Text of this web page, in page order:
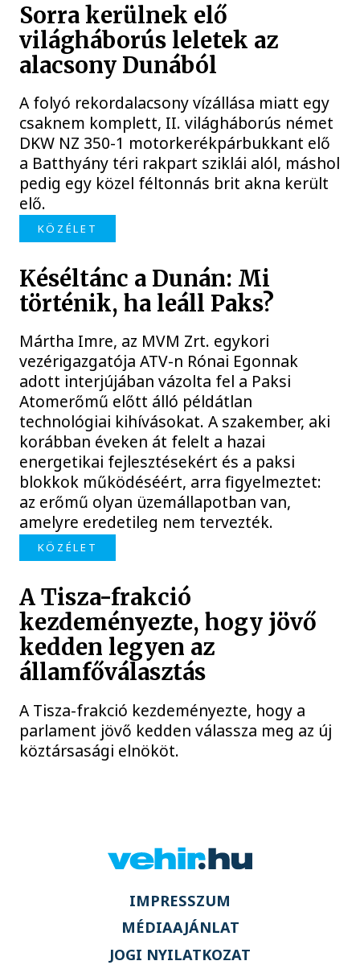
Sorra kerülnek elő
világháborús leletek az
alacsony Dunából
A folyó rekordalacsony vízállása miatt egy
csaknem komplett, II. világháborús német
DKW NZ 350-1 motorkerékpárbukkant elő
a Batthyány téri rakpart sziklái alól, máshol
pedig egy közel féltonnás brit akna került
elő.
KÖZÉLET
Késéltánc a Dunán: Mi
történik, ha leáll Paks?
Mártha Imre, az MVM Zrt. egykori
vezérigazgatója ATV-n Rónai Egonnak
adott interjújában vázolta fel a Paksi
Atomerőmű előtt álló példátlan
technológiai kihívásokat. A szakember, aki
korábban éveken át felelt a hazai
energetikai fejlesztésekért és a paksi
blokkok működéséért, arra figyelmeztet:
az erőmű olyan üzemállapotban van,
amelyre eredetileg nem tervezték.
KÖZÉLET
A Tisza-frakció
kezdeményezte, hogy jövő
kedden legyen az
államfőválasztás
A Tisza-frakció kezdeményezte, hogy a
parlament jövő kedden válassza meg az új
köztársasági elnököt.
IMPRESSZUM
MÉDIAAJÁNLAT
JOGI NYILATKOZAT